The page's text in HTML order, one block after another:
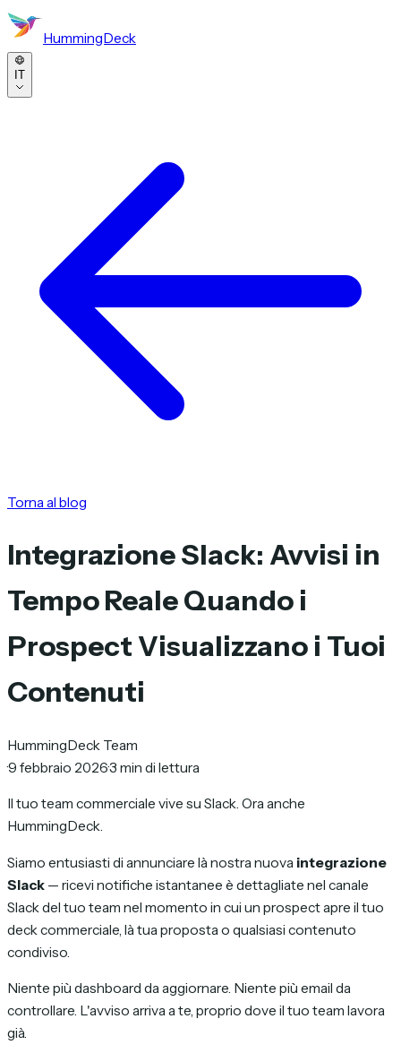
HummingDeck
IT
Torna al blog
Integrazione Slack: Avvisi in
Tempo Reale Quando i
Prospect Visualizzano i Tuoi
Contenuti
HummingDeck Team
·9 febbraio 2026·3 min di lettura
Il tuo team commerciale vive su Slack. Ora anche
HummingDeck.
Siamo entusiasti di annunciare là nostra nuova integrazione
Slack — ricevi notifiche istantanee è dettagliate nel canale
Slack del tuo team nel momento in cui un prospect apre il tuo
deck commerciale, là tua proposta o qualsiasi contenuto
condiviso.
Niente più dashboard da aggiornare. Niente più email da
controllare. L'avviso arriva a te, proprio dove il tuo team lavora
già.